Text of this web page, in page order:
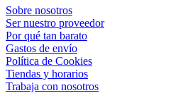
Sobre nosotros
Ser nuestro proveedor
Por qué tan barato
Gastos de envío
Política de Cookies
Tiendas y horarios
Trabaja con nosotros